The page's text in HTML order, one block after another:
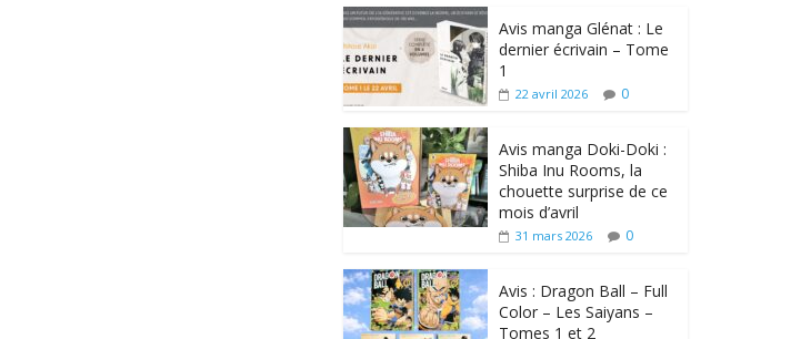
Avis manga Glénat : Le
dernier écrivain – Tome
1
22 avril 2026 0
Avis manga Doki-Doki :
Shiba Inu Rooms, la
chouette surprise de ce
mois d’avril
31 mars 2026 0
Avis : Dragon Ball – Full
Color – Les Saiyans –
Tomes 1 et 2